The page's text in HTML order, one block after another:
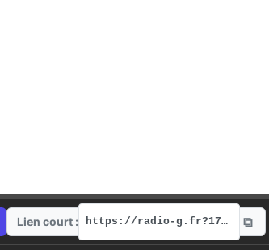
Lien court : https://radio-g.fr?17370 ⧉